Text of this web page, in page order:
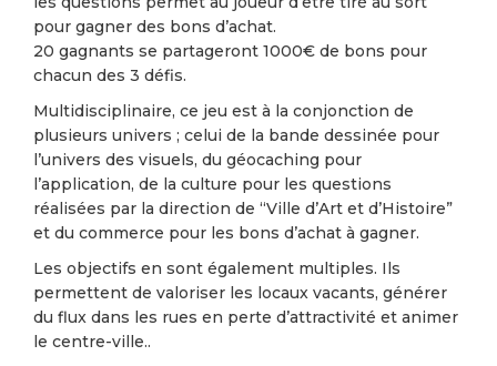
pour gagner des bons d’achat.
20 gagnants se partageront 1000€ de bons pour
chacun des 3 défis.
Multidisciplinaire, ce jeu est à la conjonction de
plusieurs univers ; celui de la bande dessinée pour
l’univers des visuels, du géocaching pour
l’application, de la culture pour les questions
réalisées par la direction de “Ville d’Art et d’Histoire”
et du commerce pour les bons d’achat à gagner.
Les objectifs en sont également multiples. Ils
permettent de valoriser les locaux vacants, générer
du flux dans les rues en perte d’attractivité et animer
le centre-ville..